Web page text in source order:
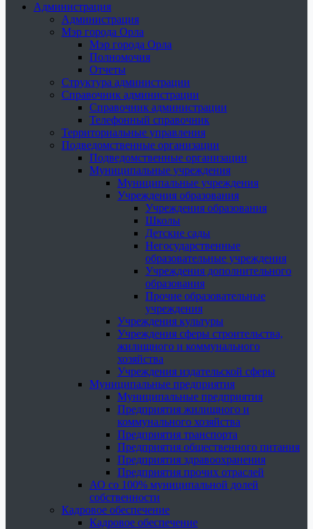
Администрация
Администрация
Мэр города Орла
Мэр города Орла
Полномочия
Отчеты
Структура администрации
Справочник администрации
Справочник администрации
Телефонный справочник
Территориальные управления
Подведомственные организации
Подведомственные организации
Муниципальные учреждения
Муниципальные учреждения
Учреждения образования
Учреждения образования
Школы
Детские сады
Негосударственные
образовательные учреждения
Учреждения дополнительного
образования
Прочие образовательные
учреждения
Учреждения культуры
Учреждения сферы строительства,
жилищного и коммунального
хозяйства
Учреждения издательской сферы
Муниципальные предприятия
Муниципальные предприятия
Предприятия жилищного и
коммунального хозяйства
Предприятия транспорта
Предприятия общественного питания
Предприятия здравоохранения
Предприятия прочих отраслей
АО со 100% муниципальной долей
собственности
Кадровое обеспечение
Кадровое обеспечение